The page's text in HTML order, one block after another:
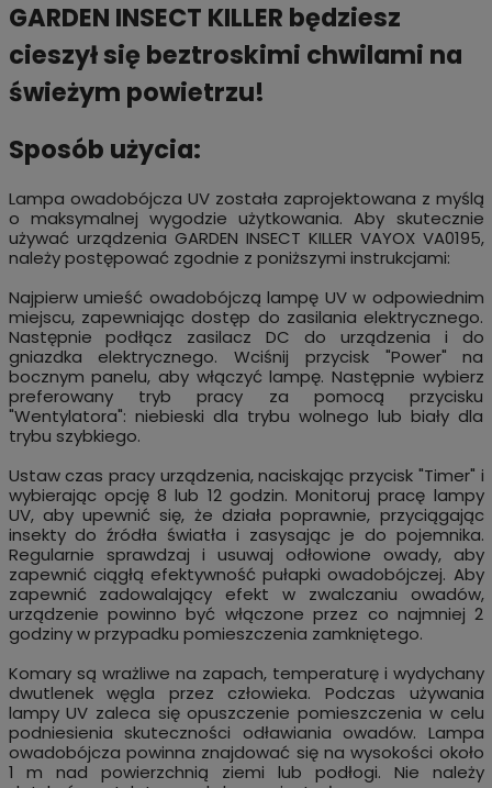
GARDEN INSECT KILLER będziesz
cieszył się beztroskimi chwilami na
świeżym powietrzu!
Sposób użycia:
Lampa owadobójcza UV została zaprojektowana z myślą
o maksymalnej wygodzie użytkowania. Aby skutecznie
używać urządzenia GARDEN INSECT KILLER VAYOX VA0195,
należy postępować zgodnie z poniższymi instrukcjami:
Najpierw umieść owadobójczą lampę UV w odpowiednim
miejscu, zapewniając dostęp do zasilania elektrycznego.
Następnie podłącz zasilacz DC do urządzenia i do
gniazdka elektrycznego. Wciśnij przycisk "Power" na
bocznym panelu, aby włączyć lampę. Następnie wybierz
preferowany tryb pracy za pomocą przycisku
"Wentylatora": niebieski dla trybu wolnego lub biały dla
trybu szybkiego.
Ustaw czas pracy urządzenia, naciskając przycisk "Timer" i
wybierając opcję 8 lub 12 godzin. Monitoruj pracę lampy
UV, aby upewnić się, że działa poprawnie, przyciągając
insekty do źródła światła i zasysając je do pojemnika.
Regularnie sprawdzaj i usuwaj odłowione owady, aby
zapewnić ciągłą efektywność pułapki owadobójczej. Aby
zapewnić zadowalający efekt w zwalczaniu owadów,
urządzenie powinno być włączone przez co najmniej 2
godziny w przypadku pomieszczenia zamkniętego.
Komary są wrażliwe na zapach, temperaturę i wydychany
dwutlenek węgla przez człowieka. Podczas używania
lampy UV zaleca się opuszczenie pomieszczenia w celu
podniesienia skuteczności odławiania owadów. Lampa
owadobójcza powinna znajdować się na wysokości około
1 m nad powierzchnią ziemi lub podłogi. Nie należy